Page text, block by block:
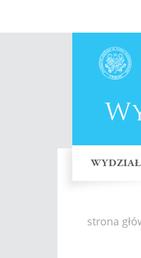
Otwórz
WYDZIAŁ
strona